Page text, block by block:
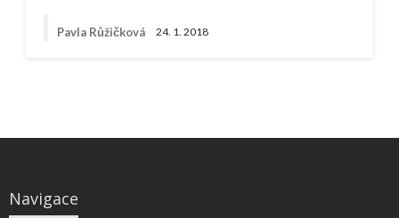
Pavla Růžičková 24. 1. 2018
Navigace